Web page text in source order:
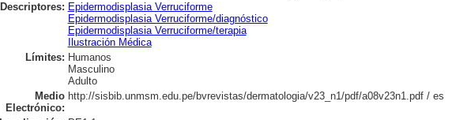
Descriptores: Epidermodisplasia Verruciforme
Epidermodisplasia Verruciforme/diagnóstico
Epidermodisplasia Verruciforme/terapia
Ilustración Médica
Límites: Humanos
Masculino
Adulto
Medio
Electrónico:
http://sisbib.unmsm.edu.pe/bvrevistas/dermatologia/v23_n1/pdf/a08v23n1.pdf / es